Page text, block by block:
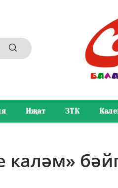
Иҗат ЗТК
каләм»